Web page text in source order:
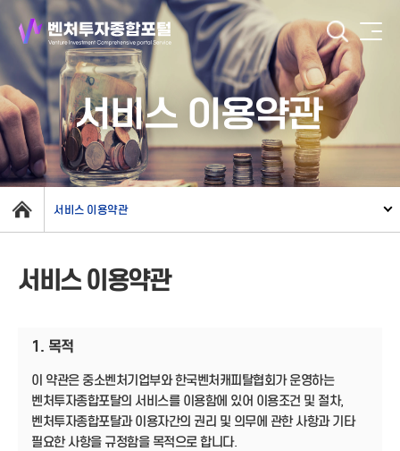
서비스 이용약관
서비스 이용약관
서비스 이용약관
1. 목적
이 약관은 중소벤처기업부와 한국벤처캐피탈협회가 운영하는
벤처투자종합포탈의 서비스를 이용함에 있어 이용조건 및 절차,
벤처투자종합포탈과 이용자간의 권리 및 의무에 관한 사항과 기타
필요한 사항을 규정함을 목적으로 합니다.